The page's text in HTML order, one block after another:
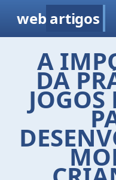
web artigos
A
DA
JOGOS